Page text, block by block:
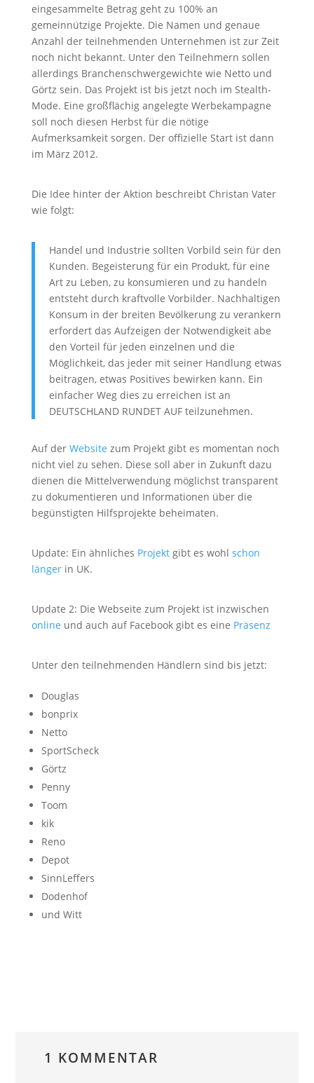
eingesammelte Betrag geht zu 100% an
gemeinnützige Projekte. Die Namen und genaue
Anzahl der teilnehmenden Unternehmen ist zur Zeit
noch nicht bekannt. Unter den Teilnehmern sollen
allerdings Branchenschwergewichte wie Netto und
Görtz sein. Das Projekt ist bis jetzt noch im Stealth-
Mode. Eine großflächig angelegte Werbekampagne
soll noch diesen Herbst für die nötige
Aufmerksamkeit sorgen. Der offizielle Start ist dann
im März 2012.
Die Idee hinter der Aktion beschreibt Christan Vater
wie folgt:
Handel und Industrie sollten Vorbild sein für den
Kunden. Begeisterung für ein Produkt, für eine
Art zu Leben, zu konsumieren und zu handeln
entsteht durch kraftvolle Vorbilder. Nachhaltigen
Konsum in der breiten Bevölkerung zu verankern
erfordert das Aufzeigen der Notwendigkeit abe
den Vorteil für jeden einzelnen und die
Möglichkeit, das jeder mit seiner Handlung etwas
beitragen, etwas Positives bewirken kann. Ein
einfacher Weg dies zu erreichen ist an
DEUTSCHLAND RUNDET AUF teilzunehmen.
Auf der Website zum Projekt gibt es momentan noch
nicht viel zu sehen. Diese soll aber in Zukunft dazu
dienen die Mittelverwendung möglichst transparent
zu dokumentieren und Informationen über die
begünstigten Hilfsprojekte beheimaten.
Update: Ein ähnliches Projektgibt es wohl schon
längerin UK.
Update 2: Die Webseite zum Projekt ist inzwischen
online und auch auf Facebook gibt es eine Präsenz
Unter den teilnehmenden Händlern sind bis jetzt:
Douglas
bonprix
Netto
SportScheck
Görtz
Penny
Toom
kik
Reno
Depot
SinnLeffers
Dodenhof
und Witt
1 KOMMENTAR